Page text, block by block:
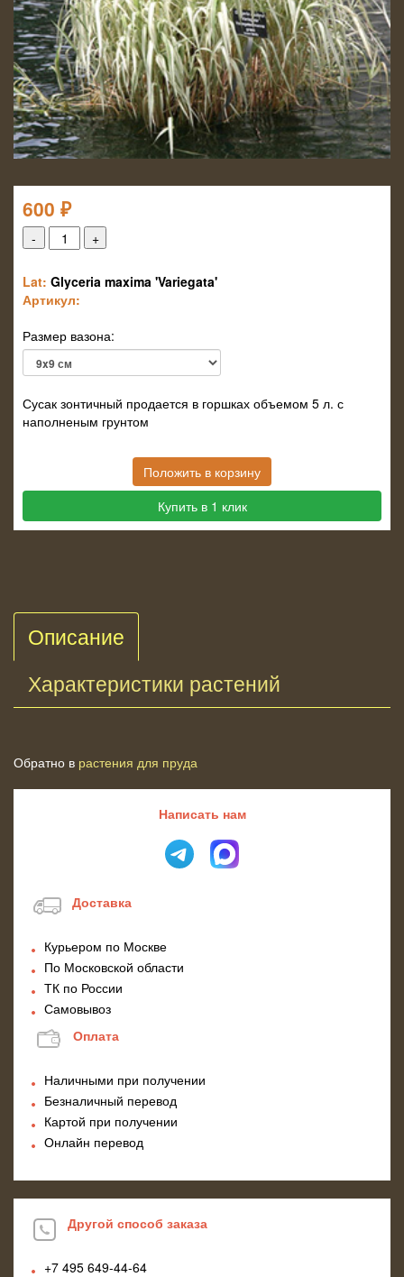
600 ₽
Lat: Glyceria maxima 'Variegata'
Артикул:
Размер вазона:
Сусак зонтичный продается в горшках объемом 5 л. с
наполненым грунтом
Положить в корзину
Купить в 1 клик
Описание
Характеристики растений
Обратно в растения для пруда
Написать нам
Доставка
Курьером по Москве
По Московской области
ТК по России
Самовывоз
Оплата
Наличными при получении
Безналичный перевод
Картой при получении
Онлайн перевод
Другой способ заказа
+7 495 649-44-64